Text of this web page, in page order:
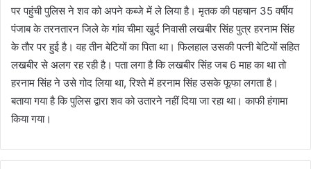
पर पहुंची पुलिस ने शव को अपने कब्जे में ले लिया है। मृतक की पहचान 35 वर्षीय
पंजाब के तरनतारन जिले के गांव चीमा खुर्द निवासी लखबीर सिंह पुत्र हरनाम सिंह
के तौर पर हुई है। वह तीन बेटियों का पिता था। फिलहाल उसकी पत्नी बेटियों सहित
लखबीर से अलग रह रही है। पता लगा है कि लखबीर सिंह जब 6 माह का था तो
हरनाम सिंह ने उसे गोद लिया था, रिश्ते में हरनाम सिंह उसके फूफा लगता है।
बताया गया है कि पुलिस द्वारा शव को उतारने नहीं दिया जा रहा था। काफी हंगामा
किया गया।